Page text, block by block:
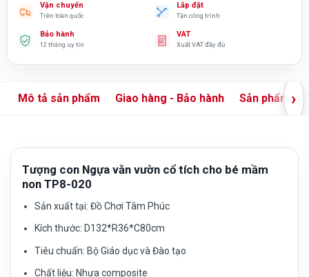
Vận chuyển
Trên toàn quốc
Lắp đặt
Tận công trình
Bảo hành
12 tháng uy tín
VAT
Xuất VAT đầy đủ
Mô tả sản phẩm Giao hàng - Bảo hành Sản phẩm›
Tượng con Ngựa vằn vườn cổ tích cho bé mầm
non TP8-020
Sản xuất tại: Đồ Chơi Tâm Phúc
Kích thước: D132*R36*C80cm
Tiêu chuẩn: Bộ Giáo dục và Đào tạo
Chất liệu: Nhựa composite